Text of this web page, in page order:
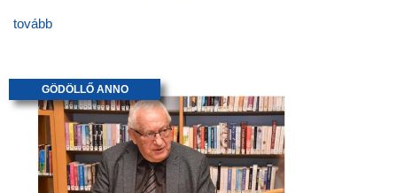
tovább
GÖDÖLLŐ ANNO